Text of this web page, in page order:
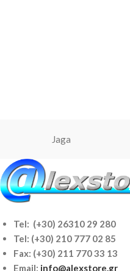
Jaga
Tel: (+30) 26310 29 280
Tel: (+30) 210 777 02 85
Fax: (+30) 211 770 33 13
Email: info@alexstore.gr